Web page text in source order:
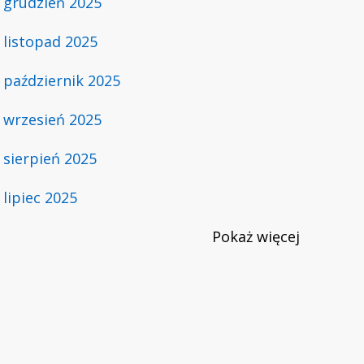
listopad 2025
październik 2025
wrzesień 2025
sierpień 2025
lipiec 2025
Pokaż więcej